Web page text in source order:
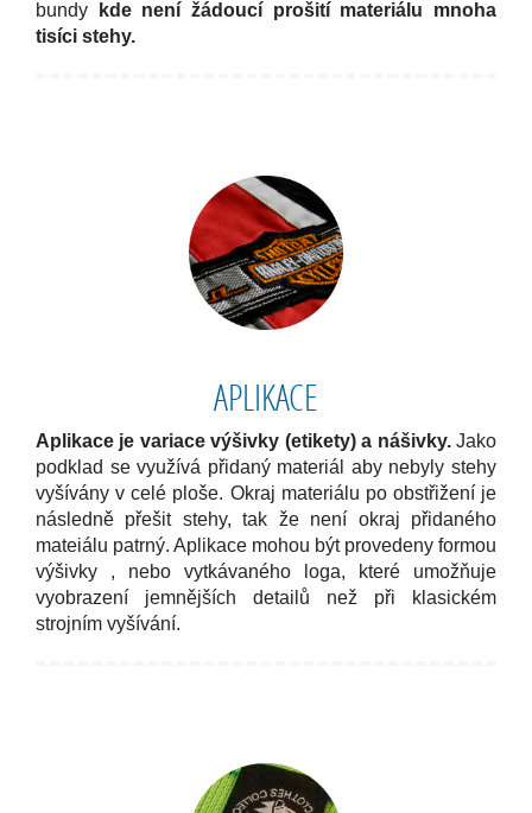
bundy
kde není žádoucí prošití materiálu mnoha
tisíci stehy.
APLIKACE
Aplikace je variace výšivky (etikety) a nášivky. Jako
podklad se využívá přidaný materiál aby nebyly stehy
vyšívány v celé ploše. Okraj materiálu po obstřižení je
následně přešit stehy, tak že není okraj přidaného
mateiálu patrný. Aplikace mohou být provedeny formou
výšivky , nebo vytkávaného loga, které umožňuje
vyobrazení jemnějších detailů než při klasickém
strojním vyšívání.